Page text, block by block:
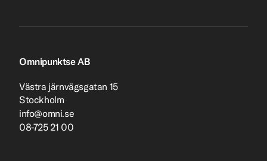
Omnipunktse AB
Västra järnvägsgatan 15
Stockholm
info@omni.se
08-725 21 00